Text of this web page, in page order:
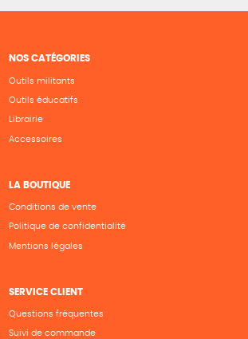
NOS CATÉGORIES
Outils militants
Outils éducatifs
Librairie
Accessoires
LA BOUTIQUE
Conditions de vente
Politique de confidentialité
Mentions légales
SERVICE CLIENT
Questions fréquentes
Suivi de commande